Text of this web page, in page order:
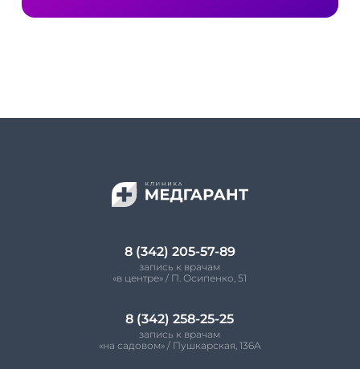
8 (342) 205-57-89
запись к врачам
«в центре» / П. Осипенко, 51
8 (342) 258-25-25
запись к врачам
«на садовом» / Пушкарская, 136А